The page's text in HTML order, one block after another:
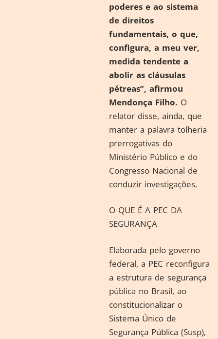
poderes e ao sistema
de direitos
fundamentais, o que,
configura, a meu ver,
medida tendente a
abolir as cláusulas
pétreas”, afirmou
Mendonça Filho. O
relator disse, ainda, que
manter a palavra tolheria
prerrogativas do
Ministério Público e do
Congresso Nacional de
conduzir investigações.
O QUE É A PEC DA
SEGURANÇA
Elaborada pelo governo
federal, a PEC reconfigura
a estrutura de segurança
pública no Brasil, ao
constitucionalizar o
Sistema Único de
Segurança Pública (Susp),